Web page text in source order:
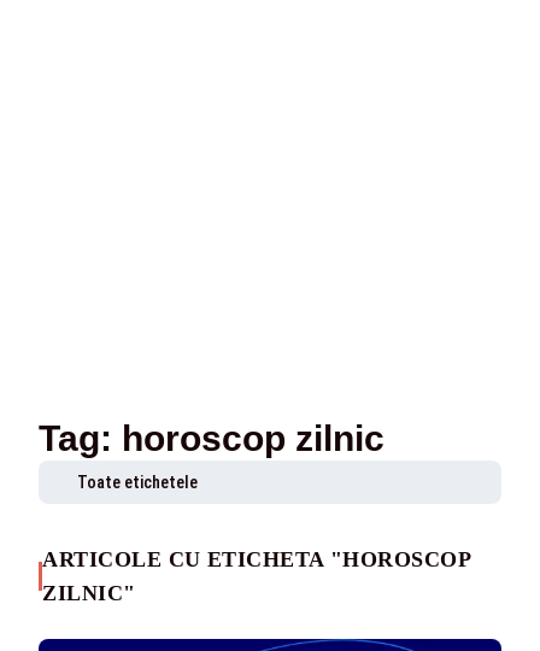
Tag: horoscop zilnic
Toate etichetele
ARTICOLE CU ETICHETA "HOROSCOP
ZILNIC"